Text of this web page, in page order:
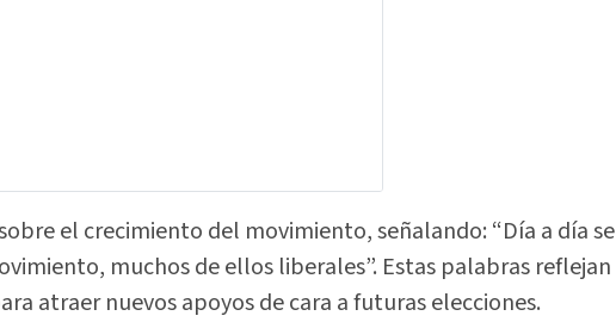
el crecimiento del movimiento, señalando: “Día a día se
muchos de ellos liberales”. Estas palabras reflejan
atraer nuevos apoyos de cara a futuras elecciones.